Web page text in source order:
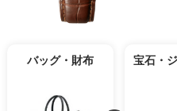
バッグ・財布 宝石・